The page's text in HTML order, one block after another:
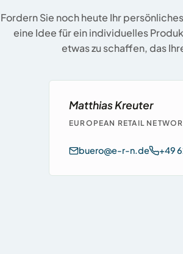
Fordern Sie noch heute Ihr
eine Idee für ein individuelles
etwas zu schaffen, das
Matthias Kreuter
EUROPEAN RETAIL
buero@e-r-n.de +49